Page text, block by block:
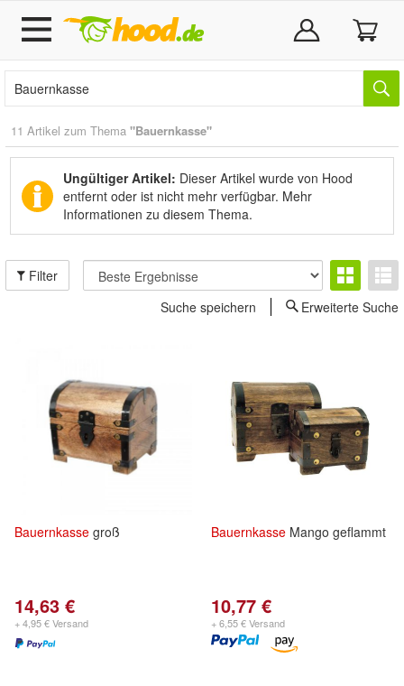
11 Artikel zum Thema "Bauernkasse"
Ungültiger Artikel: Dieser Artikel wurde von Hood
entfernt oder ist nicht mehr verfügbar. Mehr
Informationen zu diesem Thema.
Filter
Suche speichern
Erweiterte Suche
Bauernkasse groß
14,63 €
+ 4,95 € Versand
Bauernkasse Mango geflammt
10,77 €
+ 6,55 € Versand